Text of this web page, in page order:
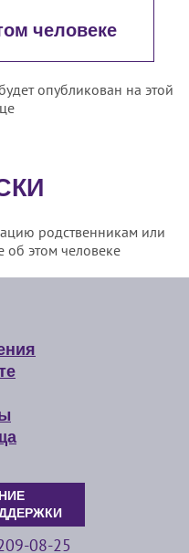
человеке
опубликован на этой
родственникам или
об этом человеке
08-25